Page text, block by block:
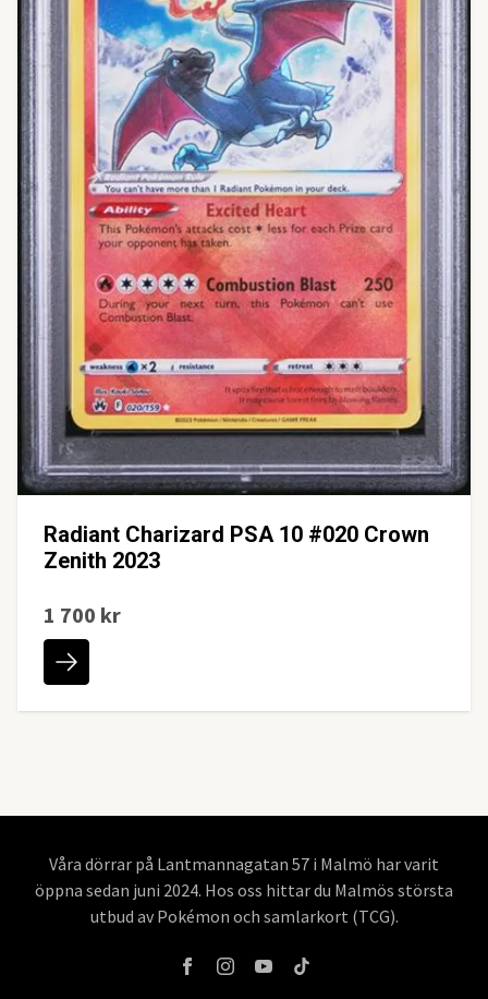
Radiant Charizard PSA 10 #020 Crown
Zenith 2023
1 700 kr
Våra dörrar på Lantmannagatan 57 i Malmö har varit
öppna sedan juni 2024. Hos oss hittar du Malmös största
utbud av Pokémon och samlarkort (TCG).